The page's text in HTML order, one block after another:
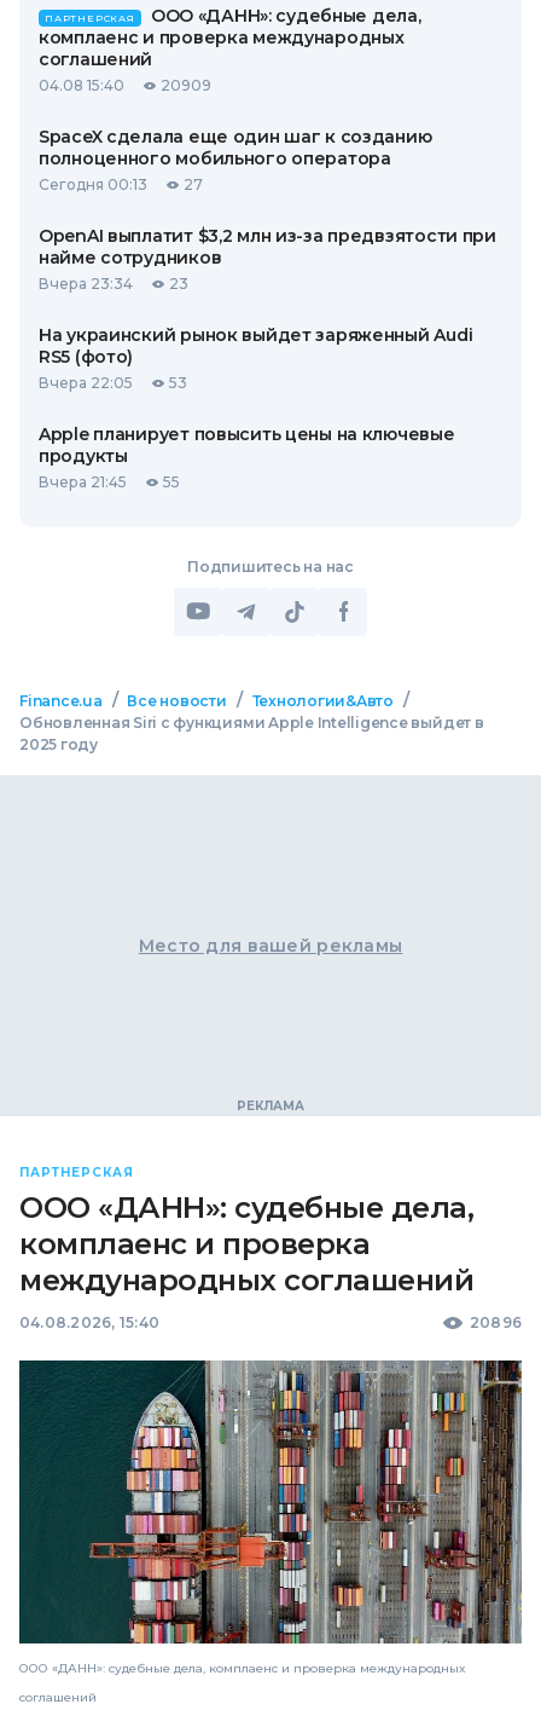
ПАРТНЕРСКАЯ
ООО «ДАНН»: судебные дела,
комплаенс и проверка международных
соглашений
04.08 15:40 20909
SpaceX сделала еще один шаг к созданию
полноценного мобильного оператора
Сегодня 00:13 27
OpenAI выплатит $3,2 млн из-за предвзятости при
найме сотрудников
Вчера 23:34 23
На украинский рынок выйдет заряженный Audi
RS5 (фото)
Вчера 22:05 53
Apple планирует повысить цены на ключевые
продукты
Вчера 21:45 55
Подпишитесь на нас
Finance.ua / Все новости / Технологии&Авто /
Обновленная Siri с функциями Apple Intelligence выйдет в
2025 году
Место для вашей рекламы
ПАРТНЕРСКАЯ
ООО «ДАНН»: судебные дела,
комплаенс и проверка
международных соглашений
04.08.2026, 15:40 20896
ООО «ДАНН»: судебные дела, комплаенс и проверка международных
соглашений